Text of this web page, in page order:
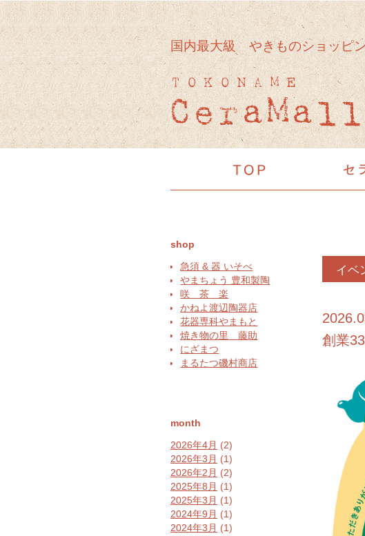
国内最大級 やきものショッピ
shop
急須 & 器 いそべ
やまちょう 豊和製陶
咲 茶 楽
かねよ渡辺陶器店
花器専科やまもと
焼き物の里 藤助
にざまつ
まるたつ磯村商店
month
2026年4月 (2)
2026年3月 (1)
2026年2月 (2)
2025年8月 (1)
2025年3月 (1)
2024年9月 (1)
2024年3月 (1)
イベ
創業